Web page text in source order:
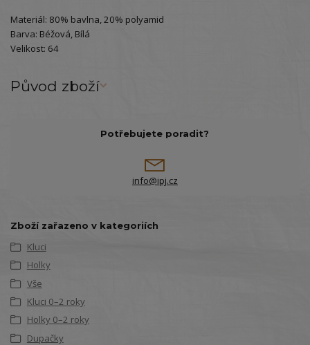
Materiál: 80% bavlna, 20% polyamid
Barva: Béžová, Bílá
Velikost: 64
Původ zboží
Potřebujete poradit?
info@ipj.cz
Zboží zařazeno v kategoriích
Kluci
Holky
Vše
Kluci 0–2 roky
Holky 0–2 roky
Dupačky